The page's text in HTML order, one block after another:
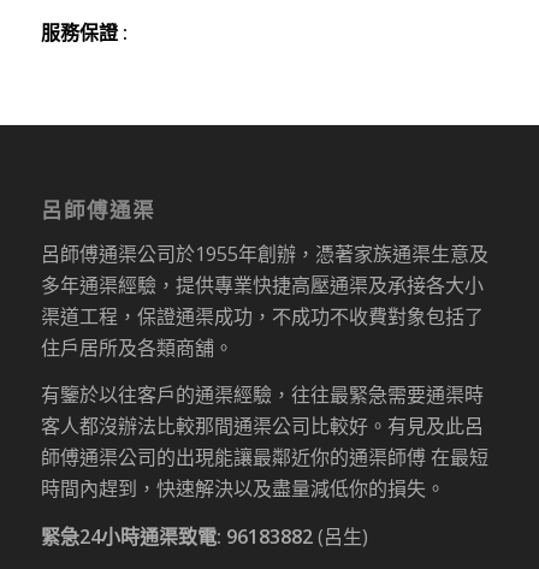
服務保證 :
呂師傅通渠
呂師傅通渠公司於1955年創辦，憑著家族通渠生意及
多年通渠經驗，提供專業快捷高壓通渠及承接各大小
渠道工程，保證通渠成功，不成功不收費對象包括了
住戶居所及各類商舖。
有鑒於以往客戶的通渠經驗，往往最緊急需要通渠時
客人都沒辦法比較那間通渠公司比較好。有見及此呂
師傅通渠公司的出現能讓最鄰近你的通渠師傅 在最短
時間內趕到，快速解決以及盡量減低你的損失。
緊急24小時通渠致電: 96183882(呂生)